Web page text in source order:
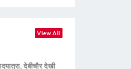
View All
देबीचौर देखी